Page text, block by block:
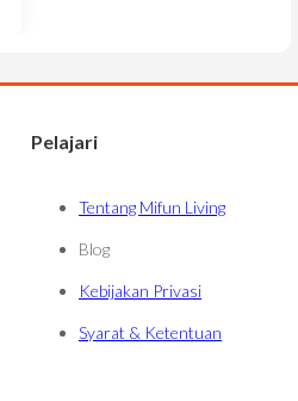
Pelajari
Tentang Mifun Living
Blog
Kebijakan Privasi
Syarat & Ketentuan